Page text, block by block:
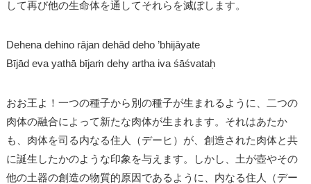
して再び他の生命体を通してそれらを滅ぼします。
Dehena dehino rājan dehād deho ’bhijāyate
Bījād eva yathā bījaṁ dehy artha iva śāśvataḥ
おお王よ！一つの種子から別の種子が生まれるように、二つの
肉体の融合によって新たな肉体が生まれます。それはあたか
も、肉体を司る内なる住人（デーヒ）が、創造された肉体と共
に誕生したかのような印象を与えます。しかし、土が壺やその
他の土器の創造の物質的原因であるように、内なる住人（デー